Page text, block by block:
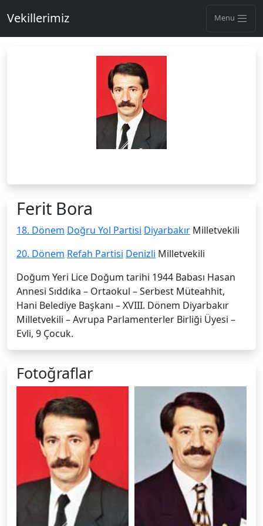
Vekillerimiz Menu
Ferit Bora
18. Dönem Doğru Yol Partisi Diyarbakır Milletvekili
20. Dönem Refah Partisi Denizli Milletvekili
Doğum Yeri Lice Doğum tarihi 1944 Babası Hasan
Annesi Sıddıka – Ortaokul – Serbest Müteahhit,
Hani Belediye Başkanı – XVIII. Dönem Diyarbakır
Milletvekili – Avrupa Parlamenterler Birliği Üyesi –
Evli, 9 Çocuk.
Fotoğraflar